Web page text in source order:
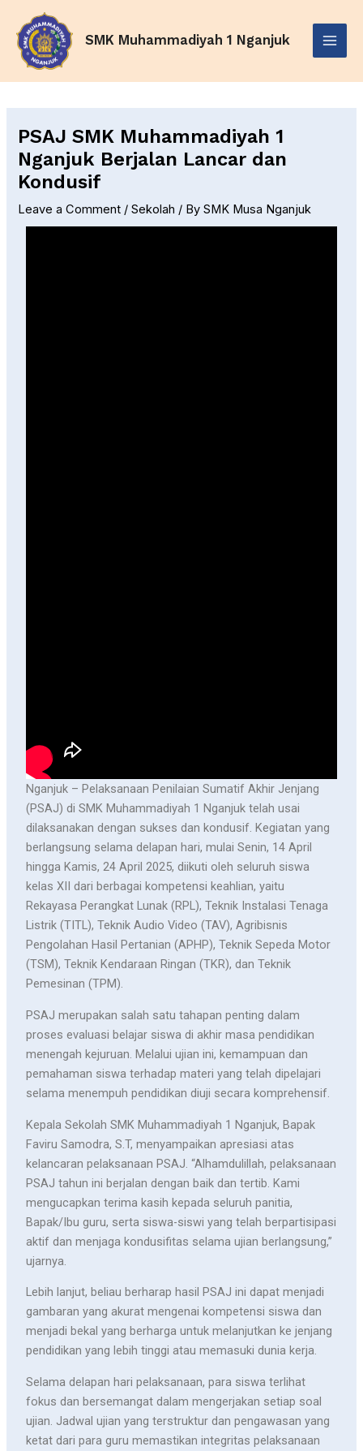
content
SMK Muhammadiyah 1 Nganjuk
Menu
PSAJ SMK Muhammadiyah 1
Nganjuk Berjalan Lancar dan
Kondusif
Leave a Comment /Sekolah / BySMK Musa Nganjuk
Nganjuk – Pelaksanaan Penilaian Sumatif Akhir Jenjang
(PSAJ) di SMK Muhammadiyah 1 Nganjuk telah usai
dilaksanakan dengan sukses dan kondusif. Kegiatan yang
berlangsung selama delapan hari, mulai Senin, 14 April
hingga Kamis, 24 April 2025, diikuti oleh seluruh siswa
kelas XII dari berbagai kompetensi keahlian, yaitu
Rekayasa Perangkat Lunak (RPL), Teknik Instalasi Tenaga
Listrik (TITL), Teknik Audio Video (TAV), Agribisnis
Pengolahan Hasil Pertanian (APHP), Teknik Sepeda Motor
(TSM), Teknik Kendaraan Ringan (TKR), dan Teknik
Pemesinan (TPM).
PSAJ merupakan salah satu tahapan penting dalam
proses evaluasi belajar siswa di akhir masa pendidikan
menengah kejuruan. Melalui ujian ini, kemampuan dan
pemahaman siswa terhadap materi yang telah dipelajari
selama menempuh pendidikan diuji secara komprehensif.
Kepala Sekolah SMK Muhammadiyah 1 Nganjuk, Bapak
Faviru Samodra, S.T, menyampaikan apresiasi atas
kelancaran pelaksanaan PSAJ. “Alhamdulillah, pelaksanaan
PSAJ tahun ini berjalan dengan baik dan tertib. Kami
mengucapkan terima kasih kepada seluruh panitia,
Bapak/Ibu guru, serta siswa-siswi yang telah berpartisipasi
aktif dan menjaga kondusifitas selama ujian berlangsung,”
ujarnya.
Lebih lanjut, beliau berharap hasil PSAJ ini dapat menjadi
gambaran yang akurat mengenai kompetensi siswa dan
menjadi bekal yang berharga untuk melanjutkan ke jenjang
pendidikan yang lebih tinggi atau memasuki dunia kerja.
Selama delapan hari pelaksanaan, para siswa terlihat
fokus dan bersemangat dalam mengerjakan setiap soal
ujian. Jadwal ujian yang terstruktur dan pengawasan yang
ketat dari para guru memastikan integritas pelaksanaan
navigation